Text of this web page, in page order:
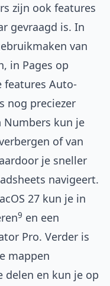
zijn ook features
gevraagd is. In
van
in Pages op
features Auto-
nog preciezer
Numbers kun je
of van
je sneller
navigeert.
27 kun je in
9 en een
Pro. Verder is
mappen
delen en kun je op